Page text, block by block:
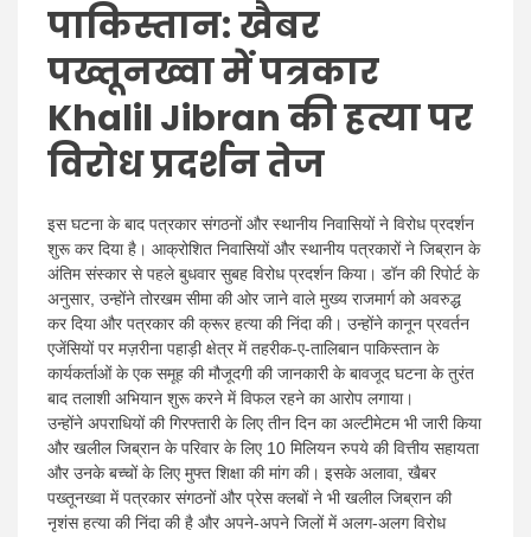
पाकिस्तान: खैबर
पख्तूनख्वा में पत्रकार
Khalil Jibran की हत्या पर
विरोध प्रदर्शन तेज
इस घटना के बाद पत्रकार संगठनों और स्थानीय निवासियों ने विरोध प्रदर्शन
शुरू कर दिया है। आक्रोशित निवासियों और स्थानीय पत्रकारों ने जिब्रान के
अंतिम संस्कार से पहले बुधवार सुबह विरोध प्रदर्शन किया। डॉन की रिपोर्ट के
अनुसार, उन्होंने तोरखम सीमा की ओर जाने वाले मुख्य राजमार्ग को अवरुद्ध
कर दिया और पत्रकार की क्रूर हत्या की निंदा की। उन्होंने कानून प्रवर्तन
एजेंसियों पर मज़रीना पहाड़ी क्षेत्र में तहरीक-ए-तालिबान पाकिस्तान के
कार्यकर्ताओं के एक समूह की मौजूदगी की जानकारी के बावजूद घटना के तुरंत
बाद तलाशी अभियान शुरू करने में विफल रहने का आरोप लगाया।
उन्होंने अपराधियों की गिरफ्तारी के लिए तीन दिन का अल्टीमेटम भी जारी किया
और खलील जिब्रान के परिवार के लिए 10 मिलियन रुपये की वित्तीय सहायता
और उनके बच्चों के लिए मुफ्त शिक्षा की मांग की। इसके अलावा, खैबर
पख्तूनख्वा में पत्रकार संगठनों और प्रेस क्लबों ने भी खलील जिब्रान की
नृशंस हत्या की निंदा की है और अपने-अपने जिलों में अलग-अलग विरोध